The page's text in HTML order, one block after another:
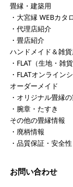
畳縁・建築用
・大宮縁 WEBカタ
・代理店紹介
・畳店紹介
ハンドメイド＆雑
・FLAT（生地・雑
・FLATオンライン
オーダーメイド
・オリジナル畳縁
・腕章・たすき
その他の畳縁情報
・廃柄情報
・品質保証・安全性
お問い合わせ